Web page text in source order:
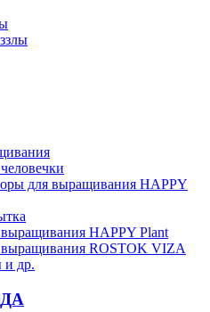
для выращивания HAPPY
HAPPY Plant
ROSTOK VIZA
и др.